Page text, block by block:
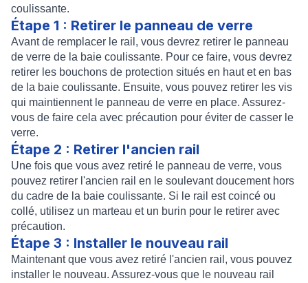
coulissante.
Étape 1 : Retirer le panneau de verre
Avant de remplacer le rail, vous devrez retirer le panneau
de verre de la baie coulissante. Pour ce faire, vous devrez
retirer les bouchons de protection situés en haut et en bas
de la baie coulissante. Ensuite, vous pouvez retirer les vis
qui maintiennent le panneau de verre en place. Assurez-
vous de faire cela avec précaution pour éviter de casser le
verre.
Étape 2 : Retirer l'ancien rail
Une fois que vous avez retiré le panneau de verre, vous
pouvez retirer l'ancien rail en le soulevant doucement hors
du cadre de la baie coulissante. Si le rail est coincé ou
collé, utilisez un marteau et un burin pour le retirer avec
précaution.
Étape 3 : Installer le nouveau rail
Maintenant que vous avez retiré l'ancien rail, vous pouvez
installer le nouveau. Assurez-vous que le nouveau rail